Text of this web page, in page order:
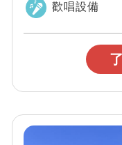
歡唱設備